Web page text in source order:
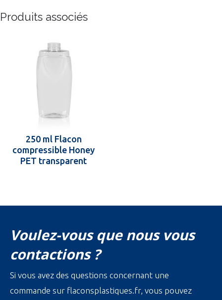
Produits associés
250 ml Flacon
compressible Honey
PET transparent
Voulez-vous que nous vous
contactions ?
Si vous avez des questions concernant une
commande sur flaconsplastiques.fr, vous pouvez